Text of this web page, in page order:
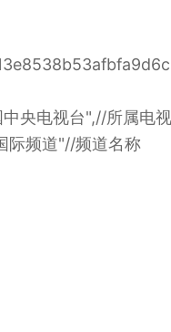
央电视台",//所属电
际频道"//频道名称